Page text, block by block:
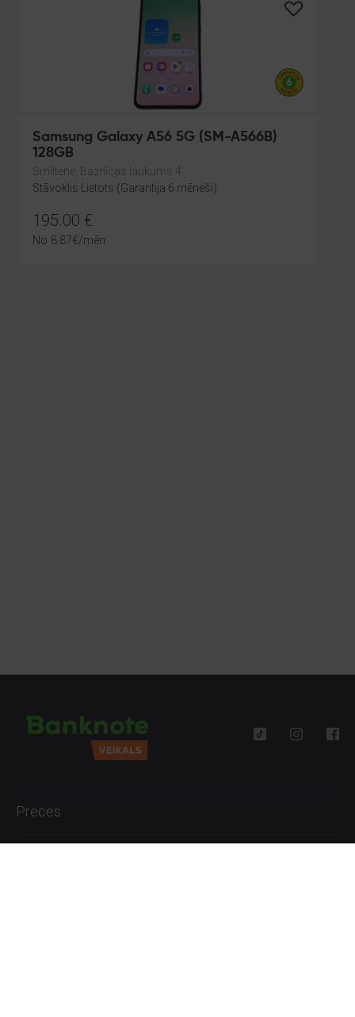
Samsung Galaxy A56 5G (SM-A566B)
128GB
Smiltene, Baznīcas laukums 4
Stāvoklis Lietots (Garantija 6 mēneši)
195.00 €
No 8.87€/mēn.
Preces